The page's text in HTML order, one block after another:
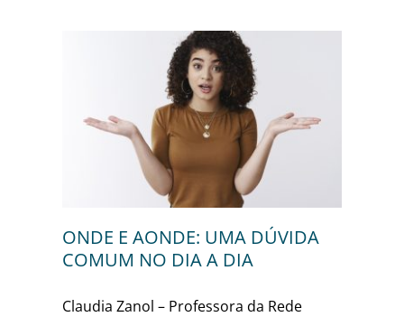
ONDE E AONDE: UMA DÚVIDA
COMUM NO DIA A DIA
Claudia Zanol – Professora da Rede